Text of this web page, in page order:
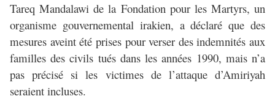
Tareq Mandalawi de la Fondation pour les Martyrs, un
organisme gouvernemental irakien, a déclaré que des
mesures aveint été prises pour verser des indemnités aux
familles des civils tués dans les années 1990, mais n’a
pas précisé si les victimes de l’attaque d’Amiriyah
seraient incluses.